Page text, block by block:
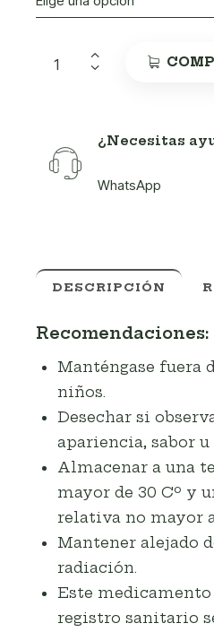
¿Necesitas
WhatsApp
DESCRIPCIÓN
Recomendaciones:
Manténgase fuera
niños.
Desechar si
apariencia, sabor
Almacenar a una
mayor de 30 Cº y
relativa no mayor
Mantener alejado
radiación.
Este
registro sanitario